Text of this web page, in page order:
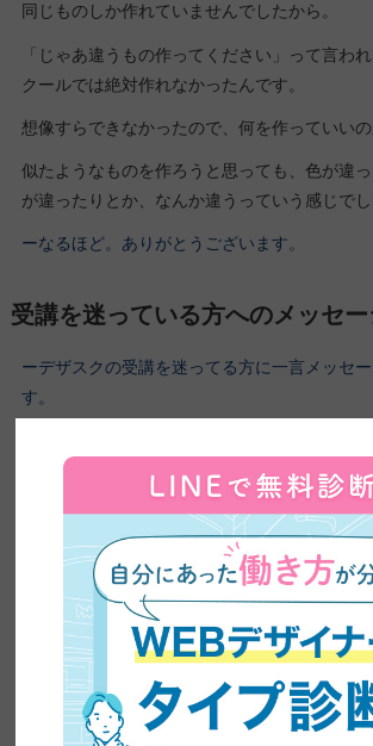
同じものしか作れていませんでしたから。
「じゃあ違うもの作ってください」って言わ
クールでは絶対作れなかったんです。
想像すらできなかったので、何を作っていいの
似たようなものを作ろうと思っても、色が違
が違ったりとか、なんか違うっていう感じでし
ーなるほど。ありがとうございます。
受講を迷っている方へのメッセー
ーデザスクの受講を迷ってる方に一言メッセ
す。
他にはないと思いますので、本当になりたい
いいと思います。
ーおっしゃる通り。ありがとうございます。
あっちゃこさんこと三春貴子さんに来ていただ
に、今日はありがとうございました。
ありがとうございました。